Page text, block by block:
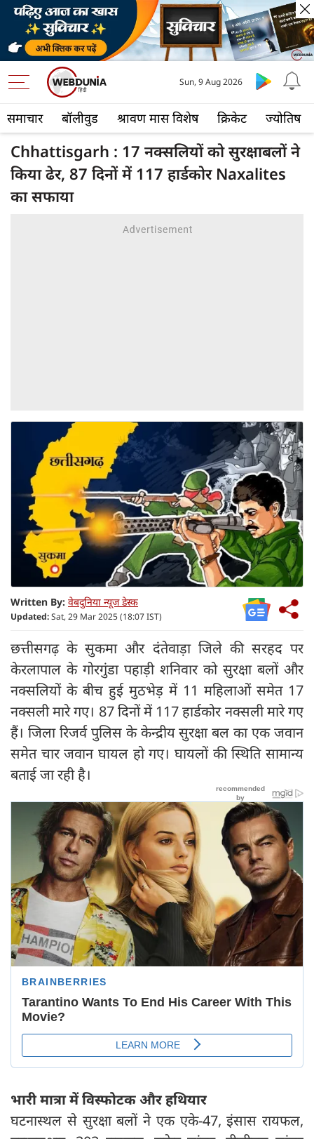
समाचार बॉलीवुड श्रावण मास विशेष क्रिकेट ज्योतिष
Sun, 9 Aug 2026
Chhattisgarh : 17 नक्सलियों को सुरक्षाबलों ने
किया ढेर, 87 दिनों में 117 हार्डकोर Naxalites
का सफाया
Written By: वेबदुनिया न्यूज डेस्क
Updated:Sat, 29 Mar 2025 (18:07 IST)
छत्तीसगढ़ के सुकमा और दंतेवाड़ा जिले की सरहद पर
केरलापाल के गोरगुंडा पहाड़ी शनिवार को सुरक्षा बलों और
नक्सलियों के बीच हुई मुठभेड़ में 11 महिलाओं समेत 17
नक्सली मारे गए। 87 दिनों में 117 हार्डकोर नक्सली मारे गए
हैं। जिला रिजर्व पुलिस के केन्द्रीय सुरक्षा बल का एक जवान
समेत चार जवान घायल हो गए। घायलों की स्थिति सामान्य
बताई जा रही है।
भारी मात्रा में विस्फोटक और हथियार
घटनास्थल से सुरक्षा बलों ने एक एके-47, इंसास रायफल,